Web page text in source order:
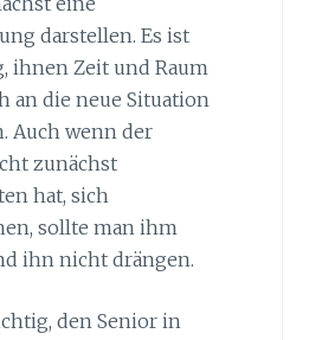
darstellen. Es ist
ihnen Zeit und Raum
an die neue Situation
Auch wenn der
zunächst
hat, sich
sollte man ihm
ihn nicht drängen.
den Senior in